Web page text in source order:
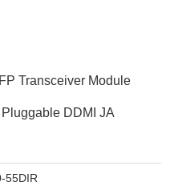
Transceiver Module
DDMI JA
55DIR